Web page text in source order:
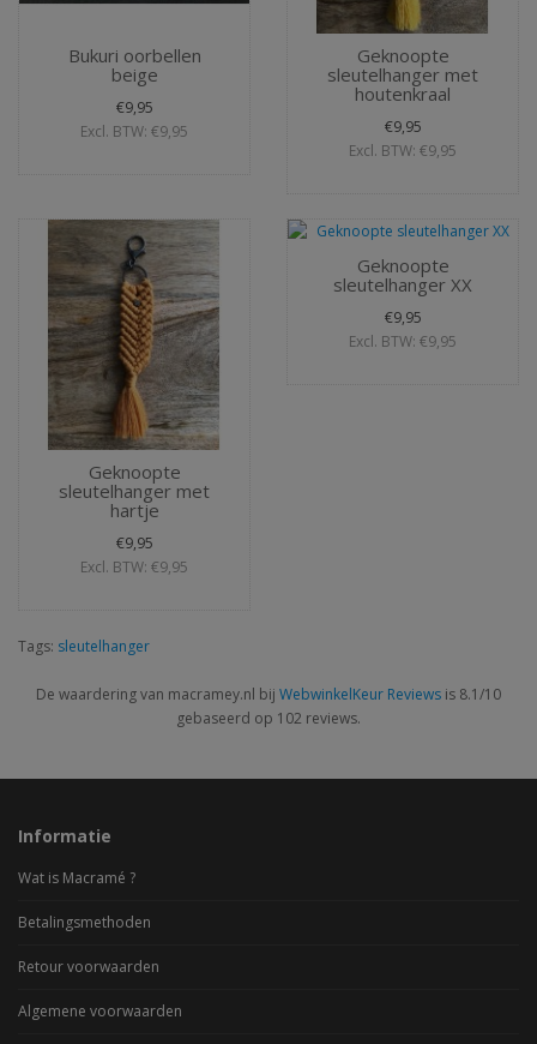
Bukuri oorbellen
beige
€9,95
Excl. BTW: €9,95
Geknoopte
sleutelhanger met
houtenkraal
€9,95
Excl. BTW: €9,95
Geknoopte
sleutelhanger met
hartje
€9,95
Excl. BTW: €9,95
Geknoopte
sleutelhanger XX
€9,95
Excl. BTW: €9,95
Tags: sleutelhanger
De waardering van macramey.nl bij WebwinkelKeur Reviews is 8.1/10
gebaseerd op 102 reviews.
Informatie
Wat is Macramé ?
Betalingsmethoden
Retour voorwaarden
Algemene voorwaarden